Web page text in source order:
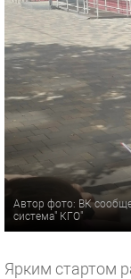
Автор фото: ВК
система" КГО"
Ярким стартом